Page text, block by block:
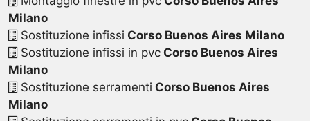
Milano
Sostituzione infissi Corso Buenos Aires Milano
Sostituzione infissi in pvcCorso Buenos Aires
Milano
Sostituzione serramenti Corso Buenos Aires
Milano